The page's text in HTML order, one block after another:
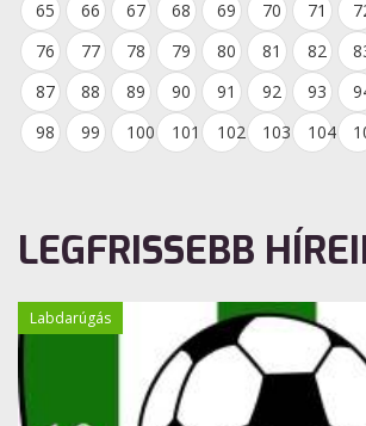
65
66 67 68 69 70 71
76
77 78 79 80 81 82
87
88 89 90 91 92 93
98
99 100 101 102 103 104
LEGFRISSEBB
Labdarúgás